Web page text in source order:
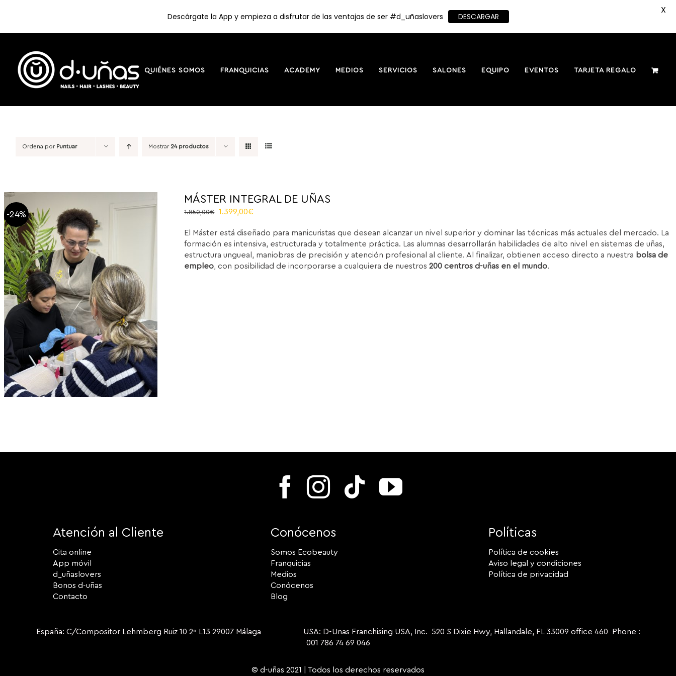
contenido
QUIÉNES SOMOS FRANQUICIAS ACADEMY MEDIOS SERVICIOS SALONES EQUIPO EVENTOS TARJETA REGALO
Ordena por Puntuar Mostrar 24 productos
-24%
MÁSTER INTEGRAL DE UÑAS
1.850,00€
El
original
era:
1.850,00€.
1.399,00€
actual
es:
1.399,00€.
El Máster está diseñado para manicuristas que desean alcanzar un nivel superior y dominar las técnicas más actuales del mercado. La
formación es intensiva, estructurada y totalmente práctica. Las alumnas desarrollarán habilidades de alto nivel en sistemas de uñas,
estructura ungueal, maniobras de precisión y atención profesional al cliente. Al finalizar, obtienen acceso directo a nuestra bolsa de
empleo, con posibilidad de incorporarse a cualquiera de nuestros200 centros d-uñas en el mundo.
Atención al Cliente
Cita online
App móvil
d_uñaslovers
Bonos d-uñas
Contacto
Conócenos
Somos Ecobeauty
Franquicias
Medios
Conócenos
Blog
Políticas
Política de cookies
Aviso legal y condiciones
Política de privacidad
España: C/Compositor Lehmberg Ruiz 10 2º L13 29007 Málaga USA: D-Unas Franchising USA, Inc. 520 S Dixie Hwy, Hallandale, FL 33009 office 460 Phone :
001 786 74 69 046
© d-uñas 2021 | Todos los derechos reservados
Descárgate la App y empieza a disfrutar de las ventajas de ser #d_uñaslovers DESCARGAR
X